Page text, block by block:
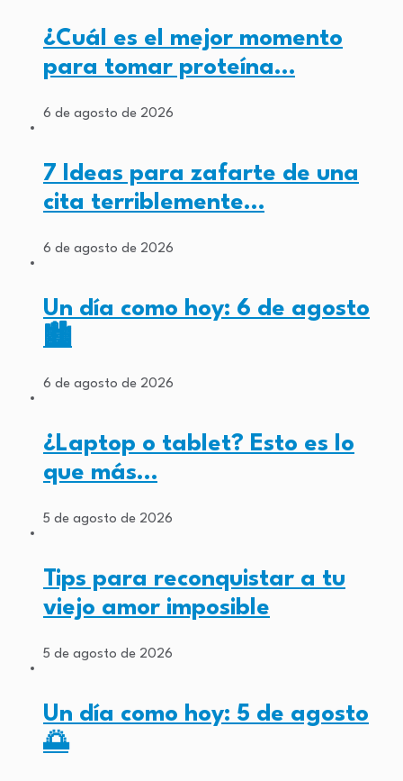
¿Cuál es el mejor momento
para tomar proteína…
6 de agosto de 2026
7 Ideas para zafarte de una
cita terriblemente…
6 de agosto de 2026
Un día como hoy: 6 de agosto
🏙️
6 de agosto de 2026
¿Laptop o tablet? Esto es lo
que más…
5 de agosto de 2026
Tips para reconquistar a tu
viejo amor imposible
5 de agosto de 2026
Un día como hoy: 5 de agosto
🌅